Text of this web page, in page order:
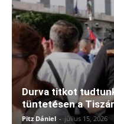
Durva titkot
tüntetésen a
Pitz Dániel - július 15, 2026